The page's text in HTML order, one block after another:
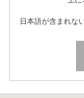
日本語が含まれな